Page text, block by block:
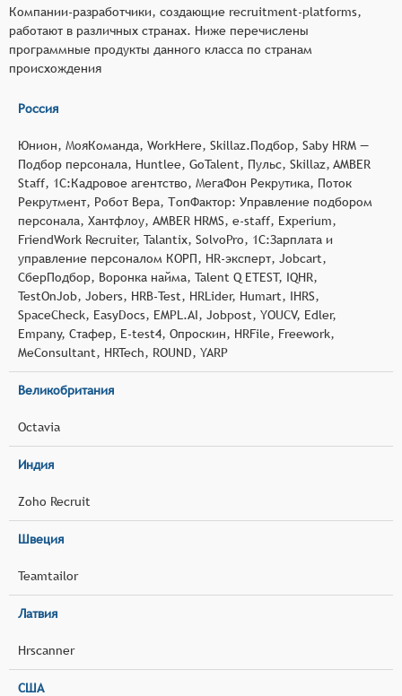
Компании-разработчики, создающие recruitment-platforms,
работают в различных странах. Ниже перечислены
программные продукты данного класса по странам
происхождения
Россия
Юнион, МояКоманда, WorkHere, Skillaz.Подбор, Saby HRM —
Подбор персонала, Huntlee, GoTalent, Пульс, Skillaz, AMBER
Staff, 1С:Кадровое агентство, МегаФон Рекрутика, Поток
Рекрутмент, Робот Вера, ТопФактор: Управление подбором
персонала, Хантфлоу, AMBER HRMS, e-staff, Experium,
FriendWork Recruiter, Talantix, SolvoPro, 1С:Зарплата и
управление персоналом КОРП, HR-эксперт, Jobcart,
СберПодбор, Воронка найма, Talent Q ETEST, IQHR,
TestOnJob, Jobers, HRB-Test, HRLider, Humart, IHRS,
SpaceCheck, EasyDocs, EMPL.AI, Jobpost, YOUCV, Edler,
Empany, Стафер, E-test4, Опроскин, HRFile, Freework,
MeConsultant, HRTech, ROUND, YARP
Великобритания
Octavia
Индия
Zoho Recruit
Швеция
Teamtailor
Латвия
Hrscanner
США